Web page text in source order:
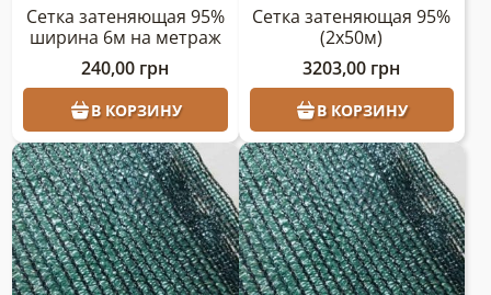
Сетка затеняющая 95%
ширина 6м на метраж
240,00 грн
В КОРЗИНУ
Сетка затеняющая 95%
(2х50м)
3203,00 грн
В КОРЗИНУ